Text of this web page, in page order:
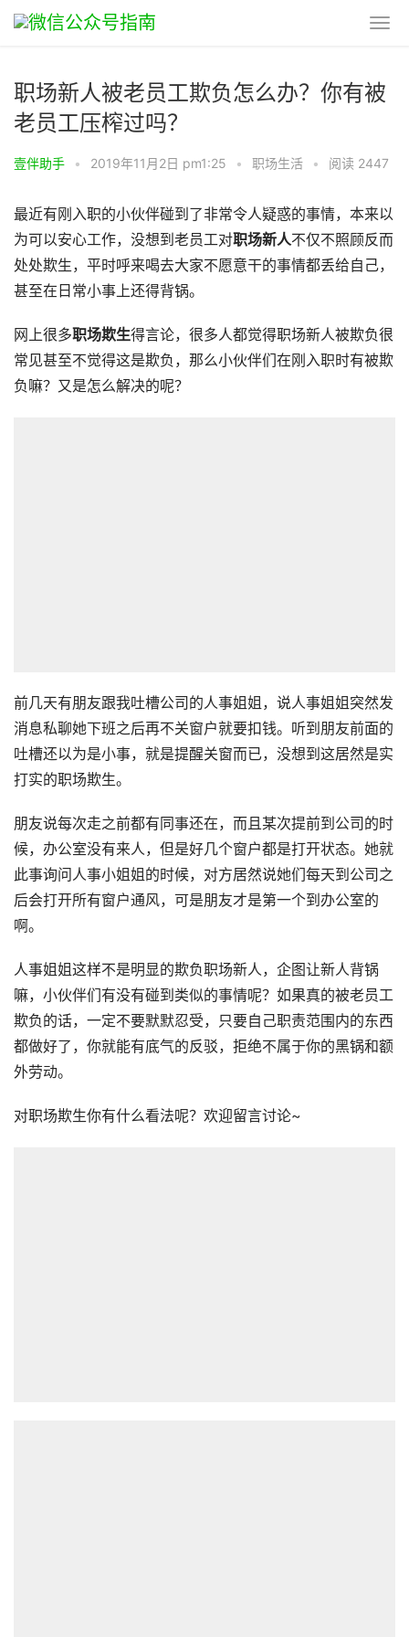
职场新人被老员工欺负怎么办？你有被
老员工压榨过吗？
壹伴助手 • 2019年11月2日 pm1:25 • 职场生活 • 阅读 2447
最近有刚入职的小伙伴碰到了非常令人疑惑的事情，本来以
为可以安心工作，没想到老员工对职场新人不仅不照顾反而
处处欺生，平时呼来喝去大家不愿意干的事情都丢给自己，
甚至在日常小事上还得背锅。
网上很多职场欺生得言论，很多人都觉得职场新人被欺负很
常见甚至不觉得这是欺负，那么小伙伴们在刚入职时有被欺
负嘛？又是怎么解决的呢？
前几天有朋友跟我吐槽公司的人事姐姐，说人事姐姐突然发
消息私聊她下班之后再不关窗户就要扣钱。听到朋友前面的
吐槽还以为是小事，就是提醒关窗而已，没想到这居然是实
打实的职场欺生。
朋友说每次走之前都有同事还在，而且某次提前到公司的时
候，办公室没有来人，但是好几个窗户都是打开状态。她就
此事询问人事小姐姐的时候，对方居然说她们每天到公司之
后会打开所有窗户通风，可是朋友才是第一个到办公室的
啊。
人事姐姐这样不是明显的欺负职场新人，企图让新人背锅
嘛，小伙伴们有没有碰到类似的事情呢？如果真的被老员工
欺负的话，一定不要默默忍受，只要自己职责范围内的东西
都做好了，你就能有底气的反驳，拒绝不属于你的黑锅和额
外劳动。
对职场欺生你有什么看法呢？欢迎留言讨论~